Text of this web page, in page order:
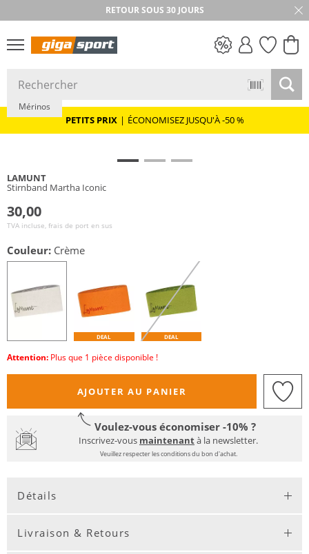
RETOUR SOUS 30 JOURS
PETITS PRIX
PETITS PRIX | ÉCONOMISEZ JUSQU'À -50 %
Durable
Mérinos
LAMUNT
Stirnband Martha Iconic
30,00
TVA incluse, frais de port en sus
Couleur: Crème
DEAL DEAL
Attention: Plus que 1 pièce disponible !
AJOUTER AU PANIER
Voulez-vous économiser -10% ?
Inscrivez-vous maintenantà la newsletter.
Veuillez respecter les conditions du bon d'achat.
Détails
Livraison & Retours